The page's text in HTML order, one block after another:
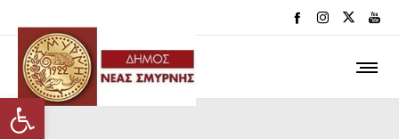
Ανοίξτε τη γραμμή εργαλείων